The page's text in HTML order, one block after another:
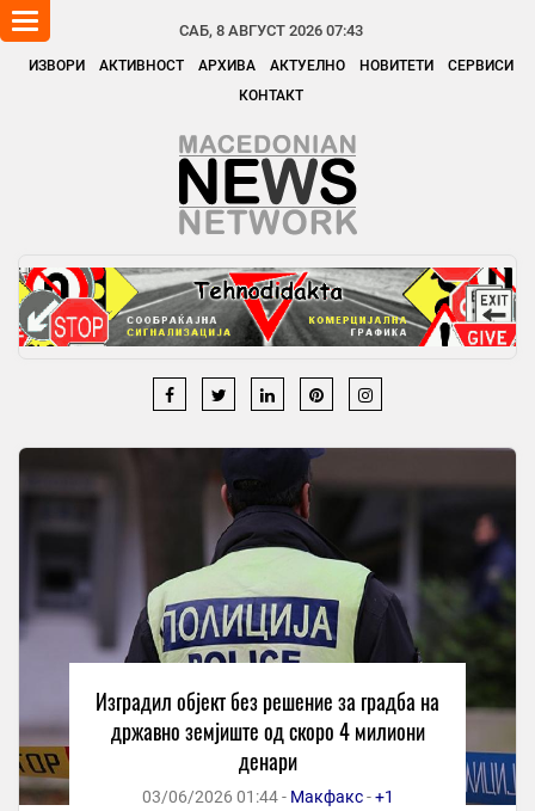
САБ, 8 АВГУСТ 2026 07:43
ИЗВОРИ АКТИВНОСТ АРХИВА АКТУЕЛНО НОВИТЕТИ
СЕРВИСИ
КОНТАКТ
Toggle
navigation
Изградил објект без решение за градба на
државно земјиште од скоро 4 милиони
денари
03/06/2026 01:44 - Макфакс-+1